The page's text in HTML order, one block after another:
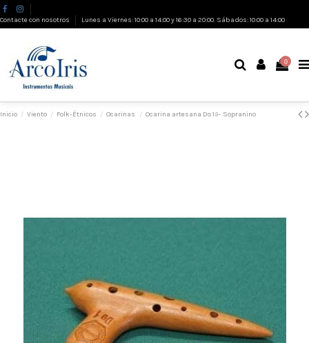
Contacte con nosotros Lunes a Viernes: 10:00 a 14:00 y 16:30 a 20:00. Sábados: 10:00 a 14:00
0
Inicio Viento Folk-Étnicos Ocarinas Ocarina artesana Do 1ª- Sopranino